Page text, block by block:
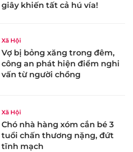
giây khiến tất cả hú vía!
Xã Hội
Vợ bị bỏng xăng trong đêm,
công an phát hiện điểm nghi
vấn từ người chồng
Xã Hội
Chó nhà hàng xóm cắn bé 3
tuổi chấn thương nặng, đứt
tĩnh mạch